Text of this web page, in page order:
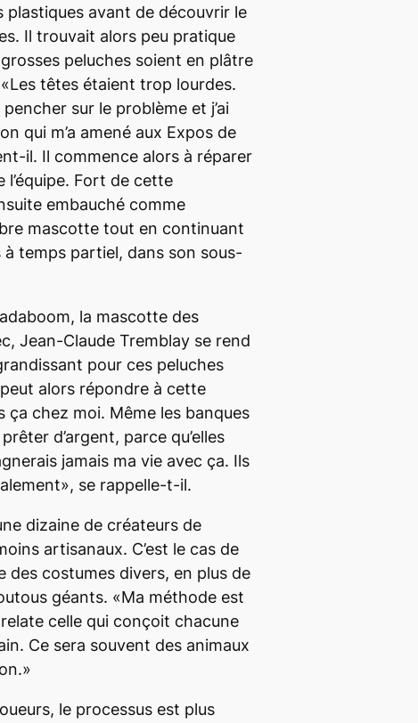
plastiques avant de découvrir le
Il trouvait alors peu pratique
peluches soient en plâtre
têtes étaient trop lourdes.
sur le problème et j’ai
qui m’a amené aux Expos de
il. Il commence alors à réparer
l’équipe. Fort de cette
embauché comme
mascotte tout en continuant
à temps partiel, dans son sous-
la mascotte des
Jean-Claude Tremblay se rend
pour ces peluches
peut alors répondre à cette
ça chez moi. Même les banques
d’argent, parce qu’elles
jamais ma vie avec ça. Ils
se rappelle-t-il.
dizaine de créateurs de
artisanaux. C’est le cas de
des costumes divers, en plus de
géants. «Ma méthode est
celle qui conçoit chacune
Ce sera souvent des animaux
le processus est plus